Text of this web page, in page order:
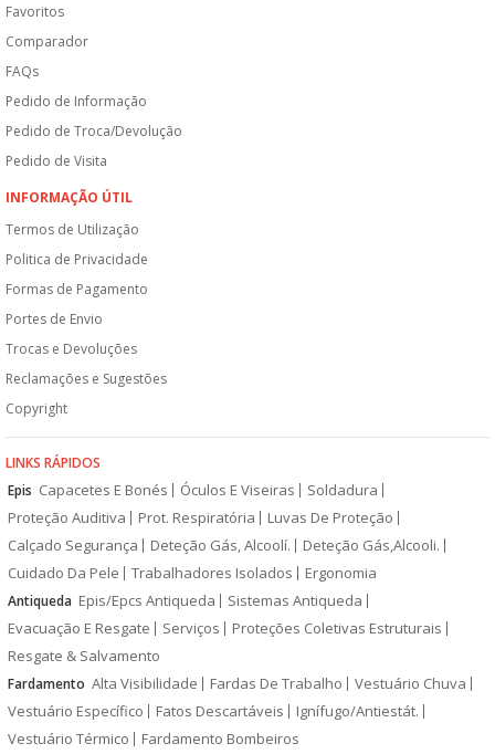
Favoritos
Comparador
FAQs
Pedido de Informação
Pedido de Troca/Devolução
Pedido de Visita
INFORMAÇÃO ÚTIL
Termos de Utilização
Politica de Privacidade
Formas de Pagamento
Portes de Envio
Trocas e Devoluções
Reclamações e Sugestões
Copyright
LINKS RÁPIDOS
Epis Capacetes E Bonés Óculos E Viseiras
Soldadura
Proteção Auditiva
Prot. Respiratória
Luvas De Proteção
Calçado Segurança
Deteção Gás, Alcoolí.
Deteção Gás,Alcooli.
Cuidado Da Pele
Trabalhadores Isolados Ergonomia
Antiqueda Epis/Epcs Antiqueda
Sistemas Antiqueda
Evacuação E Resgate
Serviços
Proteções Coletivas Estruturais
Resgate & Salvamento
Fardamento Alta Visibilidade Fardas De Trabalho
Vestuário Chuva
Vestuário Específico
Fatos Descartáveis
Ignífugo/Antiestát.
Vestuário Térmico
Fardamento Bombeiros